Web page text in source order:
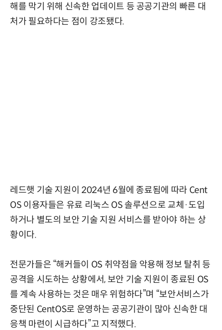
해를 막기 위해 신속한 업데이트 등 공공기관의 빠른 대
처가 필요하다는 점이 강조됐다.
레드햇 기술 지원이 2024년 6월에 종료됨에 따라 Cent
OS 이용자들은 유료 리눅스 OS 솔루션으로 교체·도입
하거나 별도의 보안 기술 지원 서비스를 받아야 하는 상
황이다.
전문가들은 “해커들이 OS 취약점을 악용해 정보 탈취 등
공격을 시도하는 상황에서, 보안 기술 지원이 종료된 OS
를 계속 사용하는 것은 매우 위험하다”며 “보안서비스가
중단된 CentOS로 운영하는 공공기관이 많아 신속한 대
응책 마련이 시급하다”고 지적했다.